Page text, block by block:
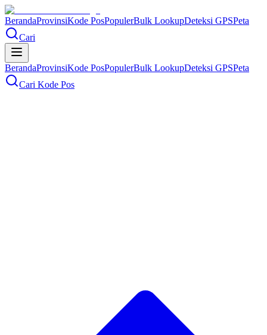
BerandaProvinsiKode PosPopulerBulk LookupDeteksi GPSPeta
Cari
BerandaProvinsiKode PosPopulerBulk LookupDeteksi GPSPeta
Cari Kode Pos